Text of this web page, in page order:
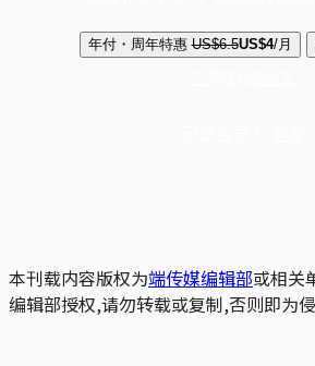
年付・周年特惠 US$6.5US$4/月
本刊载内容版权为端传媒编辑部或相关
编辑部授权,请勿转载或复制,否则即为侵